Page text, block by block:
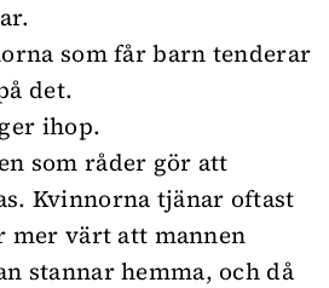
som får barn tenderar
det.
ihop.
som råder gör att
Kvinnorna tjänar oftast
mer värt att mannen
stannar hemma, och då